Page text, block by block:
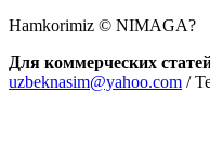
Hamkorimiz © NIMAGA?
Для коммерческих
uzbeknasim@yahoo.com /